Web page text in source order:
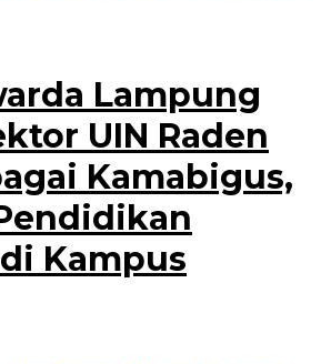
Lampung
UIN Raden
Kamabigus,
Kampus